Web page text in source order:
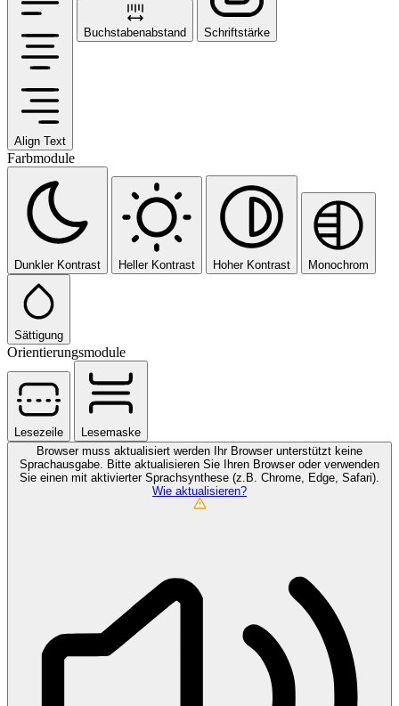
Align Text
Buchstabenabstand Schriftstärke
Farbmodule
Dunkler Kontrast Heller Kontrast Hoher Kontrast Monochrom
Sättigung
Orientierungsmodule
Lesezeile
Lesemaske
Browser muss aktualisiert werden
Ihr Browser unterstützt keine
Sprachausgabe. Bitte aktualisieren Sie Ihren Browser oder verwenden
Sie einen mit aktivierter Sprachsynthese (z.B. Chrome, Edge, Safari).
Wie aktualisieren?